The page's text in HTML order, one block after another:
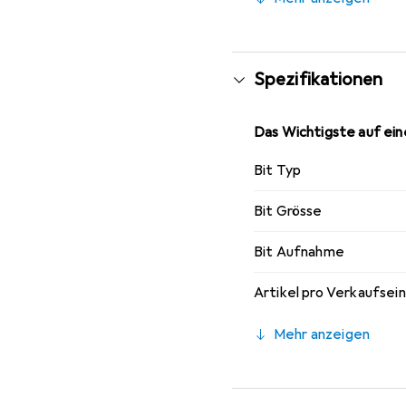
Verwendung von
eine zuverlässige
somit eine wertvolle
Spezifikationen
Das Wichtigste auf
Bit Typ
Bit Grösse
Bit Aufnahme
Artikel pro
Mehr anzeigen